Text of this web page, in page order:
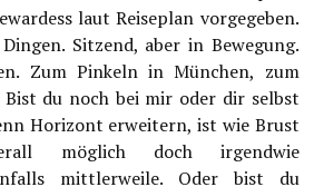
laut Reiseplan vorgegeben.
Sitzend, aber in Bewegung.
Zum Pinkeln in München, zum
Bist du noch bei mir oder dir selbst
Horizont erweitern, ist wie Brust
möglich doch irgendwie
mittlerweile. Oder bist du